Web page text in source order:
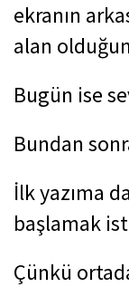
ekranın
alan
Bugün ise
Bundan
İlk yazıma
başlamak
Çünkü